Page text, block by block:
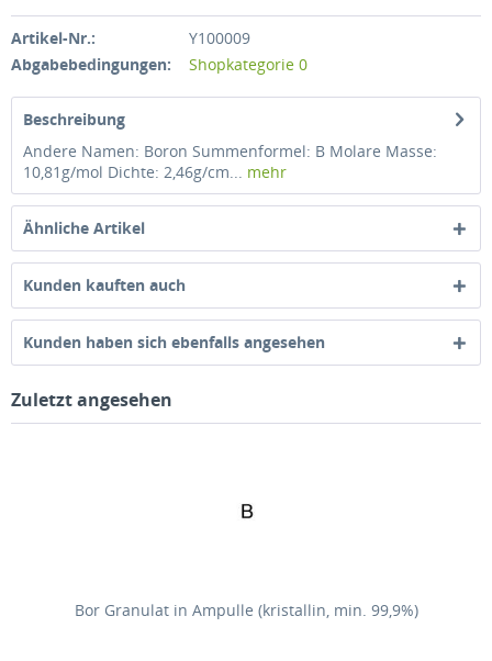
Artikel-Nr.:
Y100009
Abgabebedingungen:
Shopkategorie 0
Beschreibung
Andere Namen: Boron Summenformel: B Molare Masse:
10,81g/mol Dichte: 2,46g/cm... mehr
Ähnliche Artikel
Kunden kauften auch
Kunden haben sich ebenfalls angesehen
Zuletzt angesehen
Bor Granulat in Ampulle (kristallin, min. 99,9%)